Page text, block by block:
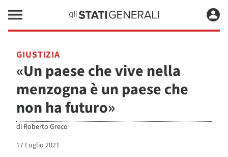
GIUSTIZIA
«Un paese che vive nella
menzogna è un paese che
non ha futuro»
di Roberto Greco
17 Luglio 2021